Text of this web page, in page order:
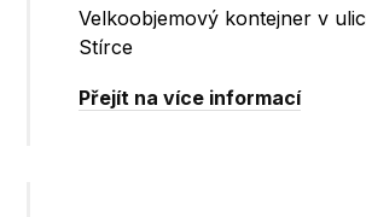
Velkoobjemový kontejner v
Stírce
Přejít na více informací